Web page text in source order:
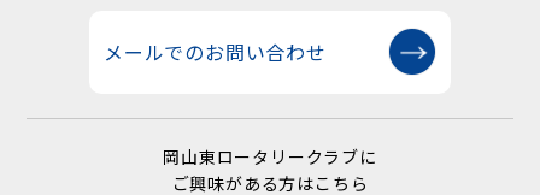
メールでのお問い合わせ
岡山東ロータリークラブに
ご興味がある方はこちら